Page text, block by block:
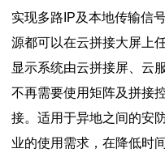
实现多路IP及本地传输信
源都可以在云拼接大屏上
显示系统由云拼接屏、云
不再需要使用矩阵及拼接
接。适用于异地之间的安
业的使用需求，在降低时